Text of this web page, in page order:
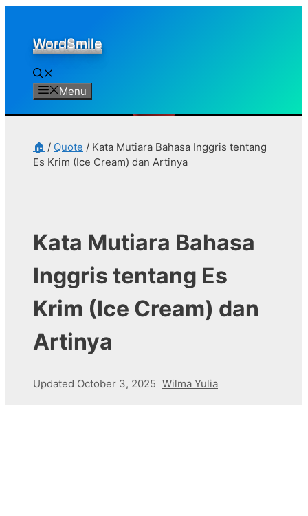
contentWordSmile
Menu
🏠 / Quote / Kata Mutiara Bahasa Inggris tentang
Es Krim (Ice Cream) dan Artinya
Kata Mutiara Bahasa
Inggris tentang Es
Krim (Ice Cream) dan
Artinya
Updated October 3, 2025 Wilma Yulia